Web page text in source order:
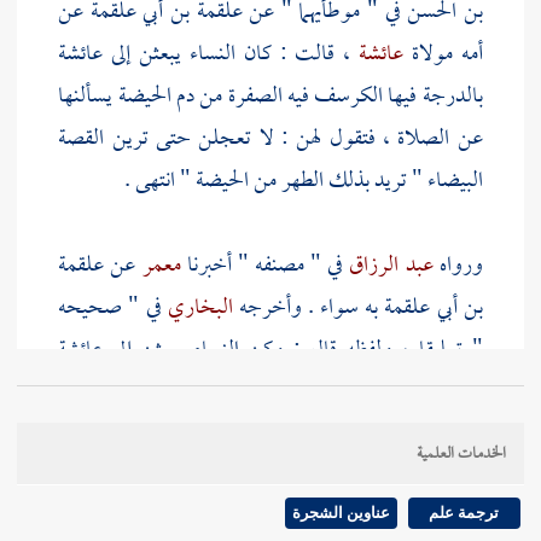
بن الحسنفي " موطأيهما " عنعلقمة بن أبي علقمةعن
أمه مولاة عائشة ، قالت : كان النساء يبعثن إلىعائشة
بالدرجة فيها الكرسف فيه الصفرة من دم الحيضة يسألنها
عن الصلاة ، فتقول لهن : لا تعجلن حتى ترين القصة
البيضاء " تريد بذلك الطهر من الحيضة " انتهى .
ورواهعبد الرزاقفي " مصنفه " أخبرنامعمرعنعلقمة
بن أبي علقمةبه سواء . وأخرجهالبخاريفي " صحيحه
" تعليقا ، ولفظه قال : وكن النساء يبعثن إلى عائشة
بالكرسف فيه الصفرة ، فتقول : لا تعجلن حتى ترين
القصة البيضاء انتهى .
{ حديث آخر } : روىابن أبي شيبة
الخدمات العلمية
ترجمة علم عناوين الشجرة